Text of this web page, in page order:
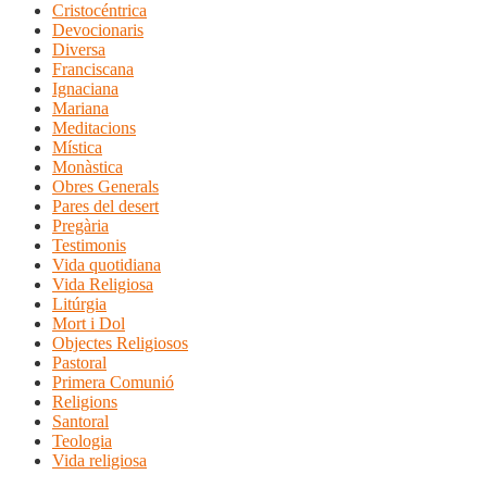
Cristocéntrica
Devocionaris
Diversa
Franciscana
Ignaciana
Mariana
Meditacions
Mística
Monàstica
Obres Generals
Pares del desert
Pregària
Testimonis
Vida quotidiana
Vida Religiosa
Litúrgia
Mort i Dol
Objectes Religiosos
Pastoral
Primera Comunió
Religions
Santoral
Teologia
Vida religiosa